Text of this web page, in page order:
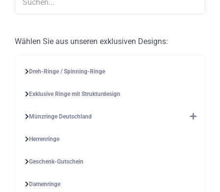
Wählen Sie aus unseren exklusiven Designs:
Dreh-Ringe / Spinning-Ringe
Exklusive Ringe mit Strukturdesign
Münzringe Deutschland
Herrenringe
Geschenk-Gutschein
Damenringe